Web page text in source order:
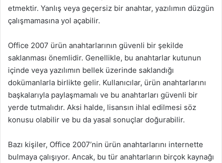
etmektir. Yanlış veya geçersiz bir anahtar, yazılımın düzgün
çalışmamasına yol açabilir.
Office 2007 ürün anahtarlarının güvenli bir şekilde
saklanması önemlidir. Genellikle, bu anahtarlar kutunun
içinde veya yazılımın bellek üzerinde saklandığı
dokümanlarla birlikte gelir. Kullanıcılar, ürün anahtarlarını
başkalarıyla paylaşmamalı ve bu anahtarları güvenli bir
yerde tutmalıdır. Aksi halde, lisansın ihlal edilmesi söz
konusu olabilir ve bu da yasal sonuçlar doğurabilir.
Bazı kişiler, Office 2007’nin ürün anahtarlarını internette
bulmaya çalışıyor. Ancak, bu tür anahtarların birçok kaynağı